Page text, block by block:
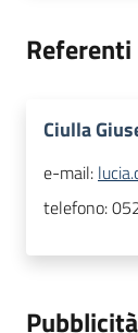
Referenti
Ciulla
e-mail:
telefono: